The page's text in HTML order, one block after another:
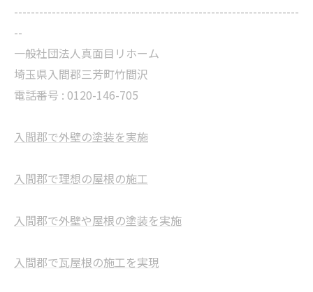
--------------------------------------------------------------------
--
一般社団法人真面目リホーム
埼玉県入間郡三芳町竹間沢
電話番号 : 0120-146-705
入間郡で外壁の塗装を実施
入間郡で理想の屋根の施工
入間郡で外壁や屋根の塗装を実施
入間郡で瓦屋根の施工を実現